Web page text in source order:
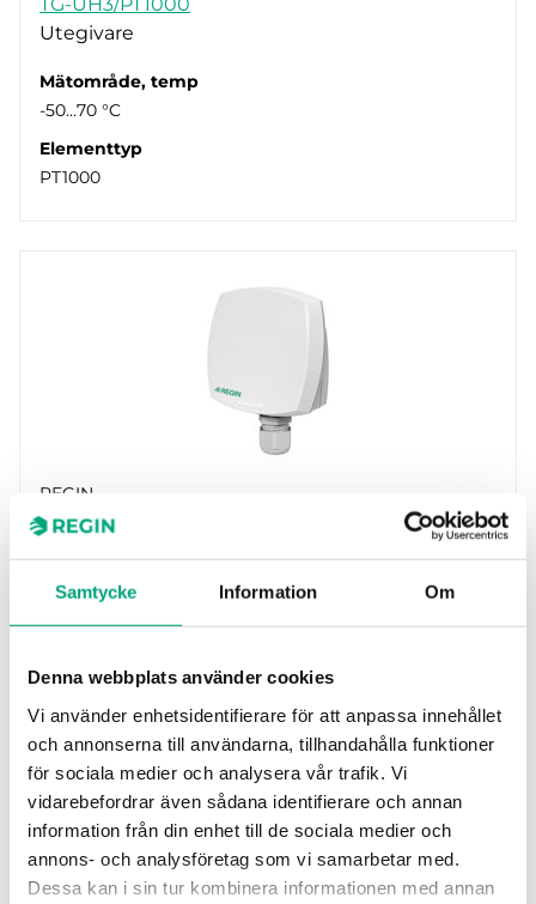
Samtycke Information Om
Denna webbplats använder cookies
Vi använder enhetsidentifierare för att anpassa innehållet
och annonserna till användarna, tillhandahålla funktioner
för sociala medier och analysera vår trafik. Vi
vidarebefordrar även sådana identifierare och annan
information från din enhet till de sociala medier och
annons- och analysföretag som vi samarbetar med.
Dessa kan i sin tur kombinera informationen med annan
PT1000 (1)
Utegivare
Mätområde, temp
-50…70 °C
Elementtyp
PT1000
REGIN
TG-UH3/PT100
Mätområde, temp
-50…70 °C
Elementtyp